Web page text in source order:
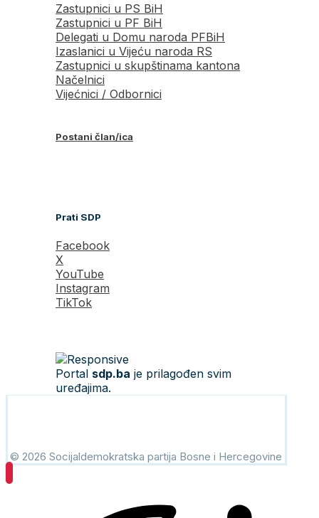
Zastupnici u PS BiH
Zastupnici u PF BiH
Delegati u Domu naroda PFBiH
Izaslanici u Vijeću naroda RS
Zastupnici u skupštinama kantona
Načelnici
Vijećnici / Odbornici
Postani član/ica
Prati SDP
Facebook
X
YouTube
Instagram
TikTok
Portal sdp.ba je prilagođen svim
uređajima.
© 2026 Socijaldemokratska partija Bosne i Hercegovine